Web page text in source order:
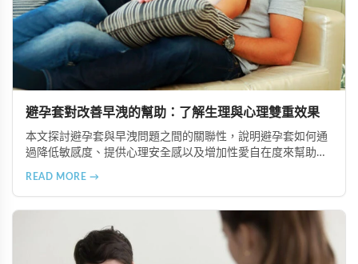
避孕套對改善早洩的幫助：了解生理與心理雙重效果
本文探討避孕套與早洩問題之間的關聯性，說明避孕套如何通
過降低敏感度、提供心理安全感以及增加性愛自在度來幫助改
READ MORE →